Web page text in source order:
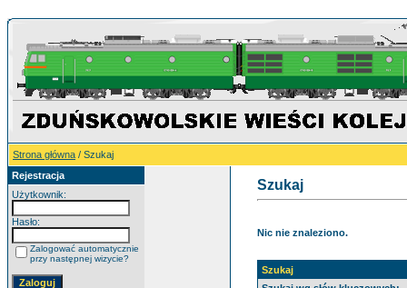
Strona główna / Szukaj
Rejestracja
Użytkownik:
Hasło:
Zalogować automatycznie
przy następnej wizycie?
Szukaj
Nic nie znaleziono.
Szukaj